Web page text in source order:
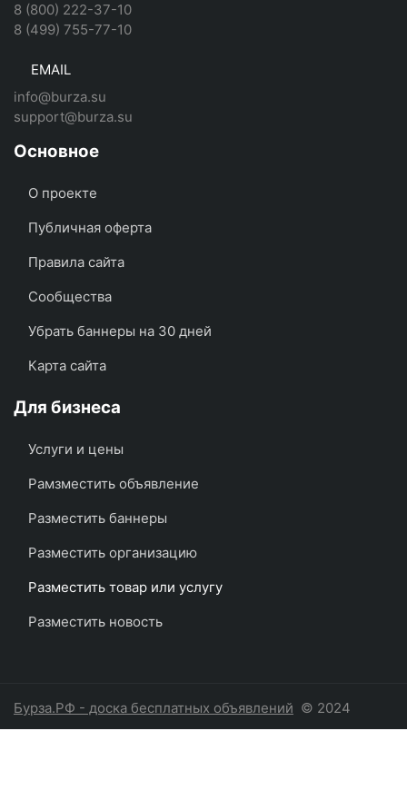
8 (800) 222-37-10
8 (499) 755-77-10
EMAIL
info@burza.su
support@burza.su
Основное
О проекте
Публичная оферта
Правила сайта
Сообщества
Убрать баннеры на 30 дней
Карта сайта
Для бизнеса
Услуги и цены
Рамзместить объявление
Разместить баннеры
Разместить организацию
Разместить товар или услугу
Разместить новость
Бурза.РФ - доска бесплатных объявлений © 2024